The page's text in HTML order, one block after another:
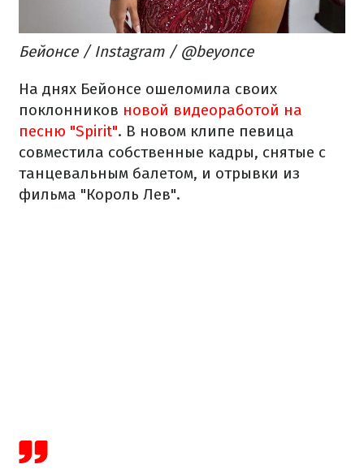
Бейонсе / Instagram / @beyonce
На днях Бейонсе ошеломила своих
поклонников новой видеоработой на
песню "Spirit". В новом клипе певица
совместила собственные кадры, снятые с
танцевальным балетом, и отрывки из
фильма "Король Лев".